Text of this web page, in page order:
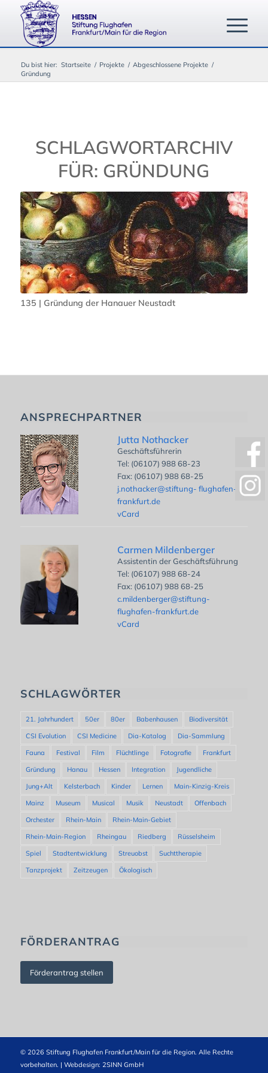
Du bist hier: Startseite / Projekte / Abgeschlossene Projekte /
Gründung
SCHLAGWORTARCHIV
FÜR: GRÜNDUNG
135 | Gründung der Hanauer Neustadt
ANSPRECHPARTNER
Jutta Nothacker
Geschäftsführerin
Tel: (06107) 988 68-23
Fax: (06107) 988 68-25
j.nothacker@stiftung- flughafen-
frankfurt.de
vCard
Carmen Mildenberger
Assistentin der Geschäftsführung
Tel: (06107) 988 68-24
Fax: (06107) 988 68-25
c.mildenberger@stiftung-
flughafen-frankfurt.de
vCard
SCHLAGWÖRTER
21. Jahrhundert 50er 80er Babenhausen
Biodiversität
CSI Evolution
CSI Medicine Dia-Katalog
Dia-Sammlung
Fauna
Festival Film Flüchtlinge Fotografie
Frankfurt
Gründung
Hanau Hessen Integration
Jugendliche
Jung+Alt
Kelsterbach Kinder Lernen
Main-Kinzig-Kreis
Mainz
Museum Musical Musik Neustadt
Offenbach
Orchester
Rhein-Main
Rhein-Main-Gebiet
Rhein-Main-Region
Rheingau Riedberg
Rüsselsheim
Spiel
Stadtentwicklung Streuobst
Suchttherapie
Tanzprojekt
Zeitzeugen Ökologisch
FÖRDERANTRAG
Förderantrag stellen
© 2026 Stiftung Flughafen Frankfurt/Main für die Region. Alle Rechte
vorbehalten. | Webdesign: 2SINN GmbH